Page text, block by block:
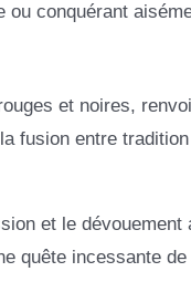
ou conquérant
et noires,
fusion entre
et le dévouement
quête incessante